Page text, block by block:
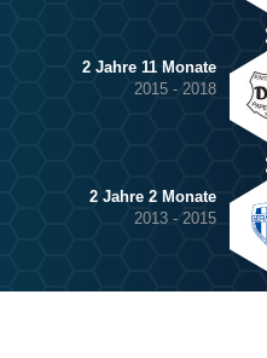
2 Jahre 11 Monate
2015 - 2018
2 Jahre 2 Monate
2013 - 2015